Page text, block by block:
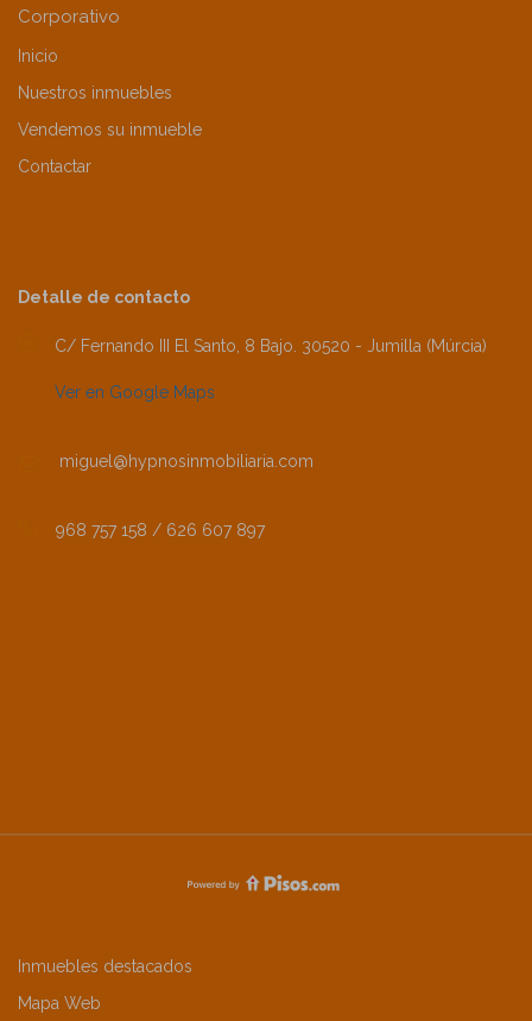
Corporativo
Inicio
Nuestros inmuebles
Vendemos su inmueble
Contactar
Detalle de contacto
C/ Fernando III El Santo, 8 Bajo. 30520 - Jumilla (Múrcia)
Ver en Google Maps
miguel@hypnosinmobiliaria.com
968 757 158 / 626 607 897
Inmuebles destacados
Mapa Web